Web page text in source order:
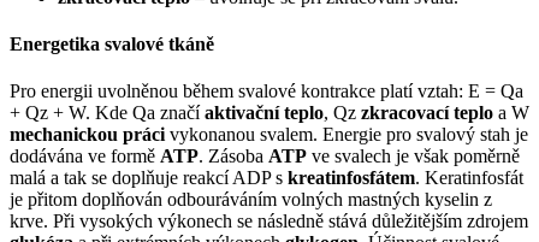
Energetika svalové tkáně
Pro energii uvolněnou během svalové kontrakce platí vztah: E = Qa
+ Qz + W. Kde Qa značí aktivační teplo, Qz zkracovací teplo a W
mechanickou prácivykonanou svalem. Energie pro svalový stah je
dodávána ve formě ATP. Zásoba ATP ve svalech je však poměrně
malá a tak se doplňuje reakcí ADP s kreatinfosfátem. Keratinfosfát
je přitom doplňován odbouráváním volných mastných kyselin z
krve. Při vysokých výkonech se následně stává důležitějším zdrojem